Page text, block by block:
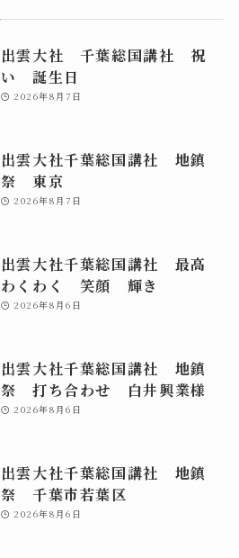
出雲大社 千葉総国講社 祝
い 誕生日
2026年8月7日
出雲大社千葉総国講社 地鎮
祭 東京
2026年8月7日
出雲大社千葉総国講社 最高
わくわく 笑顔 輝き
2026年8月6日
出雲大社千葉総国講社 地鎮
祭 打ち合わせ 白井興業様
2026年8月6日
出雲大社千葉総国講社 地鎮
祭 千葉市若葉区
2026年8月6日